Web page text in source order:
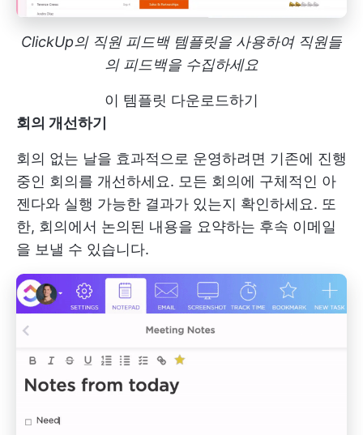
ClickUp의 직원 피드백 템플릿을 사용하여 직원들
의 피드백을 수집하세요
이 템플릿 다운로드하기
회의 개선하기
회의 없는 날을 효과적으로 운영하려면 기존에 진행
중인 회의를 개선하세요. 모든 회의에 구체적인 아
젠다와 실행 가능한 결과가 있는지 확인하세요. 또
한, 회의에서 논의된 내용을 요약하는 후속 이메일
을 보낼 수 있습니다.